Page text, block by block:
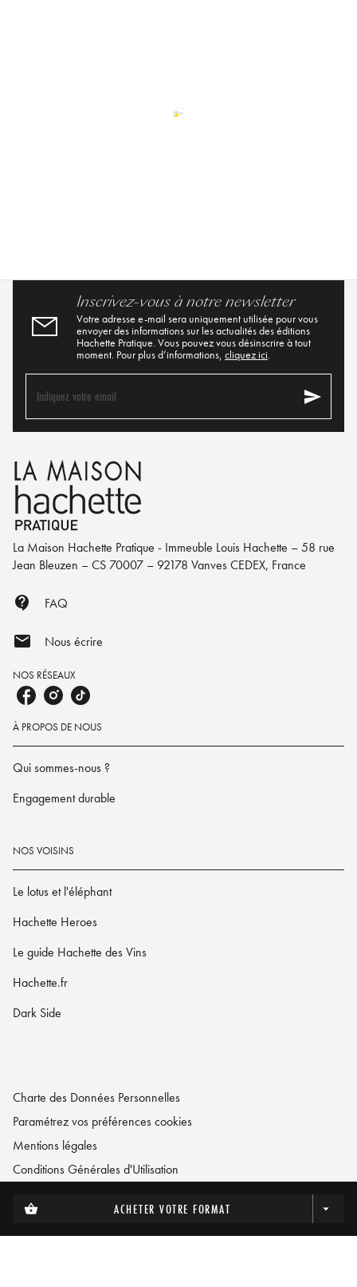
shopping_basket ACHETER VOTRE FORMAT arrow_drop_down
Inscrivez-vous à notre newsletter
Votre adresse e-mail sera uniquement utilisée pour vous
envoyer des informations sur les actualités des éditions
Hachette Pratique. Vous pouvez vous désinscrire à tout
moment. Pour plus d’informations, cliquez ici.
Indiquez votre email send
La Maison Hachette Pratique - Immeuble Louis Hachette – 58 rue
Jean Bleuzen – CS 70007 – 92178 Vanves CEDEX, France
contact_support FAQ
mail Nous écrire
NOS RÉSEAUX
À PROPOS DE NOUS
Qui sommes-nous ?
Engagement durable
NOS VOISINS
Le lotus et l'éléphant
Hachette Heroes
Le guide Hachette des Vins
Hachette.fr
Dark Side
Charte des Données Personnelles
Paramétrez vos préférences cookies
Mentions légales
Conditions Générales d'Utilisation